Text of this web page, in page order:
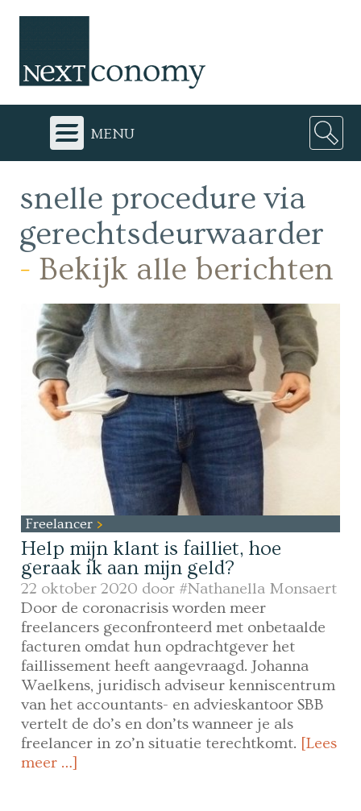
menu
snelle procedure via
gerechtsdeurwaarder
- Bekijk alle berichten
Freelancer
Help mijn klant is failliet, hoe
geraak ik aan mijn geld?
22 oktober 2020 door #Nathanella Monsaert
Door de coronacrisis worden meer
freelancers geconfronteerd met onbetaalde
facturen omdat hun opdrachtgever het
faillissement heeft aangevraagd. Johanna
Waelkens, juridisch adviseur kenniscentrum
van het accountants- en advieskantoor SBB
vertelt de do’s en don’ts wanneer je als
freelancer in zo’n situatie terechtkomt. [Lees
meer …]